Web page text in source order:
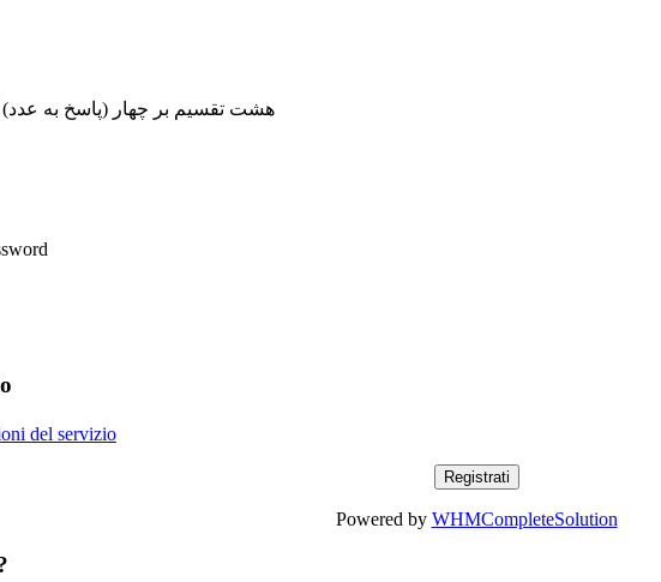
هشت تقسیم بر چهار (پاسخ به عدد)
del servizio
Powered by WHMCompleteSolution